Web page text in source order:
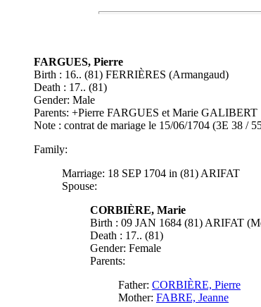
FARGUES, Pierre
Birth : 16.. (81) FERRIÈRES (Armangaud)
Death : 17.. (81)
Gender: Male
Parents: +Pierre FARGUES et Marie GALIBERT
Note : contrat de mariage le 15/06/1704 (3E 38 /
Family:
Marriage: 18 SEP 1704 in (81) ARIFAT
Spouse:
CORBIÈRE, Marie
Birth : 09 JAN 1684 (81) ARIFAT
Death : 17.. (81)
Gender: Female
Parents:
Father: CORBIÈRE, Pierre
Mother: FABRE, Jeanne